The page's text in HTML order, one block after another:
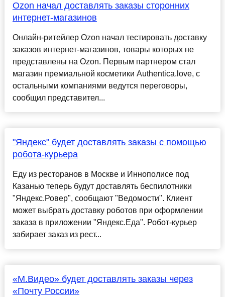
Ozon начал доставлять заказы сторонних
интернет-магазинов
Онлайн-ритейлер Ozon начал тестировать доставку
заказов интернет-магазинов, товары которых не
представлены на Ozon. Первым партнером стал
магазин премиальной косметики Authentica.love, с
остальными компаниями ведутся переговоры,
сообщил представител...
"Яндекс" будет доставлять заказы с помощью
робота-курьера
Еду из ресторанов в Москве и Иннополисе под
Казанью теперь будут доставлять беспилотники
"Яндекс.Ровер", сообщают "Ведомости". Клиент
может выбрать доставку роботов при оформлении
заказа в приложении "Яндекс.Еда". Робот-курьер
забирает заказ из рест...
«М.Видео» будет доставлять заказы через
«Почту России»